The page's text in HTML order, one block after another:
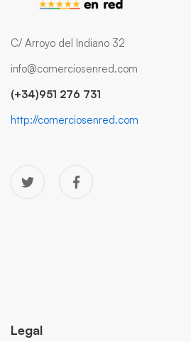
C/ Arroyo del Indiano 32
info@comerciosenred.com
(+34)951 276 731
http://comerciosenred.com
Legal